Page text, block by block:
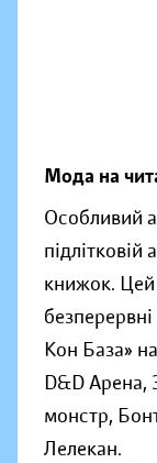
Мода на
Особливий
підлітковій
книжок. Цей
Кон База»
D&D Арена,
монстр,
Лелекан.